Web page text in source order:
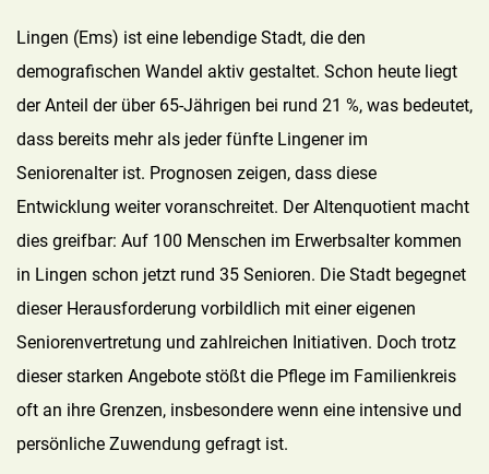
Lingen (Ems) ist eine lebendige Stadt, die den
demografischen Wandel aktiv gestaltet. Schon heute liegt
der Anteil der über 65-Jährigen bei rund 21 %, was bedeutet,
dass bereits mehr als jeder fünfte Lingener im
Seniorenalter ist. Prognosen zeigen, dass diese
Entwicklung weiter voranschreitet. Der Altenquotient macht
dies greifbar: Auf 100 Menschen im Erwerbsalter kommen
in Lingen schon jetzt rund 35 Senioren. Die Stadt begegnet
dieser Herausforderung vorbildlich mit einer eigenen
Seniorenvertretung und zahlreichen Initiativen. Doch trotz
dieser starken Angebote stößt die Pflege im Familienkreis
oft an ihre Grenzen, insbesondere wenn eine intensive und
persönliche Zuwendung gefragt ist.